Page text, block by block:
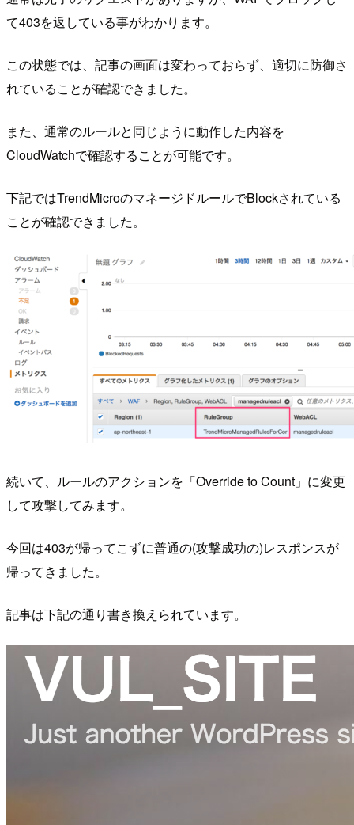
て403を返している事がわかります。
この状態では、記事の画面は変わっておらず、適切に防御さ
れていることが確認できました。
また、通常のルールと同じように動作した内容を
CloudWatchで確認することが可能です。
下記ではTrendMicroのマネージドルールでBlockされている
ことが確認できました。
続いて、ルールのアクションを「Override to Count」に変更
して攻撃してみます。
今回は403が帰ってこずに普通の(攻撃成功の)レスポンスが
帰ってきました。
記事は下記の通り書き換えられています。